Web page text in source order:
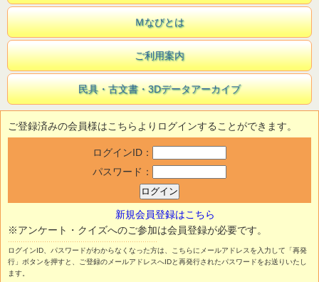
Ｍなびとは
ご利用案内
民具・古文書・3Dデータアーカイブ
ご登録済みの会員様はこちらよりログインすることができます。
ログインID：
パスワード：
新規会員登録はこちら
※アンケート・クイズへのご参加は会員登録が必要です。
ログインID、パスワードがわからなくなった方は、こちらにメールアドレスを入力して「再発
行」ボタンを押すと、ご登録のメールアドレスへIDと再発行されたパスワードをお送りいたし
ます。